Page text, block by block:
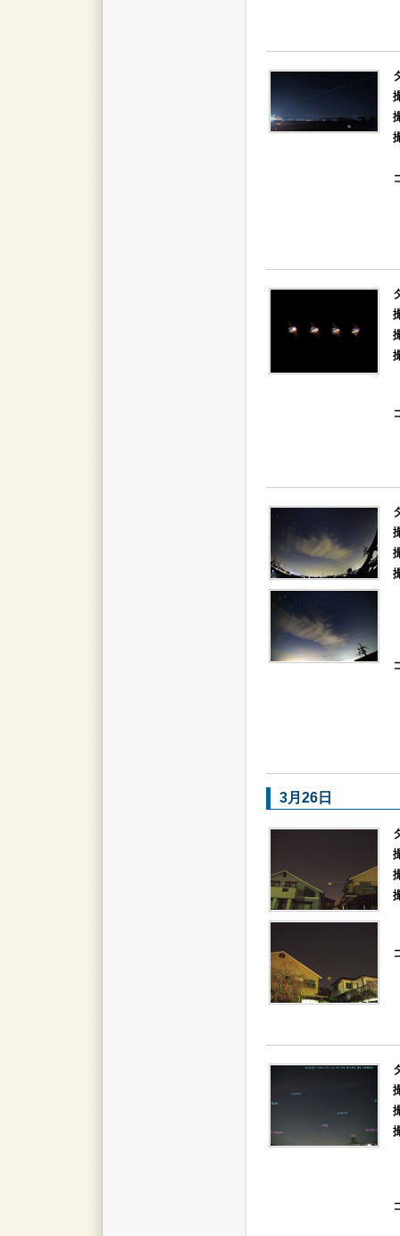
3月26日